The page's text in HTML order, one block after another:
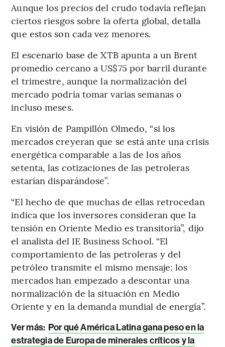
Aunque los precios del crudo todavía reflejan
ciertos riesgos sobre la oferta global, detalla
que estos son cada vez menores.
El escenario base de XTB apunta a un Brent
promedio cercano a US$75 por barril durante
el trimestre, aunque la normalización del
mercado podría tomar varias semanas o
incluso meses.
En visión de Pampillón Olmedo, “si los
mercados creyeran que se está ante una crisis
energética comparable a las de los años
setenta, las cotizaciones de las petroleras
estarían disparándose”.
“El hecho de que muchas de ellas retrocedan
indica que los inversores consideran que la
tensión en Oriente Medio es transitoria”, dijo
el analista del IE Business School. “El
comportamiento de las petroleras y del
petróleo transmite el mismo mensaje: los
mercados han empezado a descontar una
normalización de la situación en Medio
Oriente y en la demanda mundial de energía”.
Ver más: Por qué América Latina gana peso en la
estrategia de Europa de minerales críticos y la